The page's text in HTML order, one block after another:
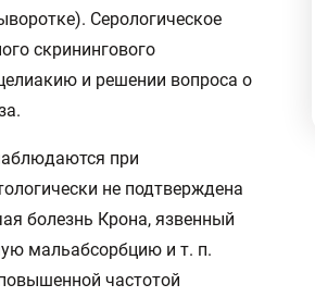
Серологическое
скринингового
и решении вопроса о
при
не подтверждена
болезнь Крона, язвенный
мальабсорбцию и т. п.
частотой